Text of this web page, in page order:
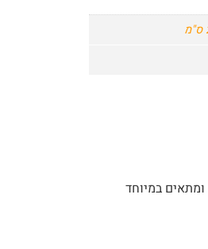
ומתאים במיוחד